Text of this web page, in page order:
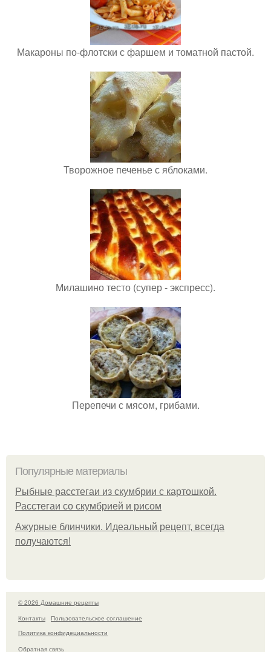
Макароны по-флотски с фаршем и томатной пастой.
Творожное печенье с яблоками.
Милашино тесто (супер - экспресс).
Перепечи с мясом, грибами.
Популярные материалы
Рыбные расстегаи из скумбрии с картошкой.
Расстегаи со скумбрией и рисом
Ажурные блинчики. Идеальный рецепт, всегда
получаются!
© 2026 Домашние рецепты
Контакты
Пользовательское соглашение
Политика конфидециальности
Обратная связь